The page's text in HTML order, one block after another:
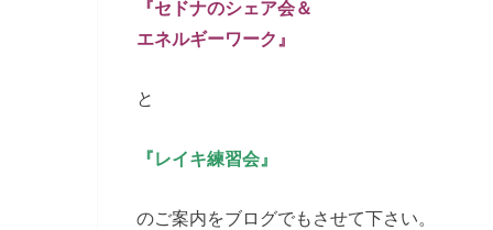
『セドナのシェア会＆
エネルギーワーク』
と
『レイキ練習会』
のご案内をブログでもさせて下さい。